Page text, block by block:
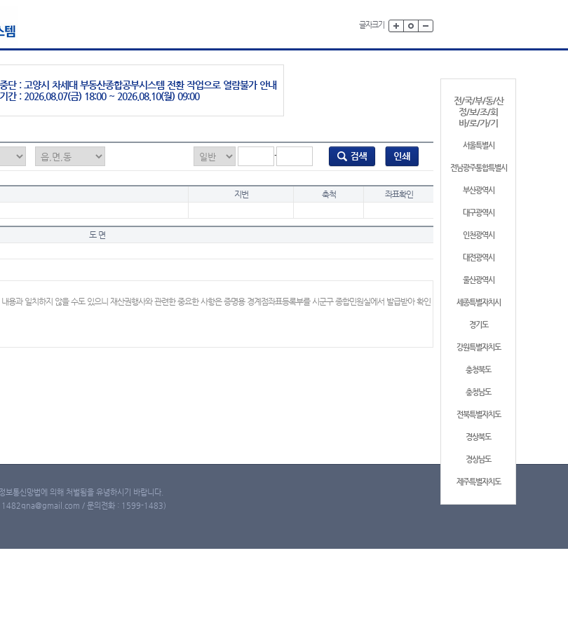
글자크기
전/국/부/동/산
정/보/조/회
바/로/가/기
서울특별시
전남광주통합특별시
부산광역시
대구광역시
인천광역시
대전광역시
울산광역시
세종특별자치시
경기도
강원특별자치도
충청북도
충청남도
전북특별자치도
경상북도
경상남도
제주특별자치도
중단 : 고양시 차세대 부동산종합공부시스템 전환 작업으로 열람불가 안내
기간 : 2026.08.07(금) 18:00 ~ 2026.08.10(월) 09:00
-
지번 축척 좌표확인
도 면
용과 일치하지 않을 수도 있으니 재산권행사와 관련한 중요한 사항은 증명용 경계점좌표등록부를 시군구 종합민원실에서 발급받아 확인
통신망법에 의해 처벌됨을 유념하시기 바랍니다.
: 1482qna@gmail.com / 문의전화 : 1599-1483)